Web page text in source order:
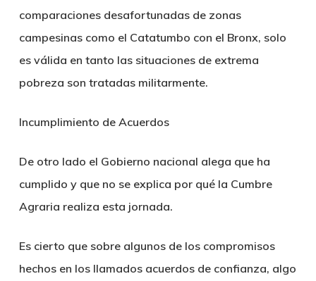
comparaciones desafortunadas de zonas
campesinas como el Catatumbo con el Bronx, solo
es válida en tanto las situaciones de extrema
pobreza son tratadas militarmente.
Incumplimiento de Acuerdos
De otro lado el Gobierno nacional alega que ha
cumplido y que no se explica por qué la Cumbre
Agraria realiza esta jornada.
Es cierto que sobre algunos de los compromisos
hechos en los llamados acuerdos de confianza, algo